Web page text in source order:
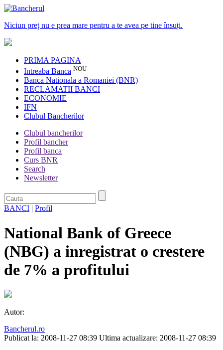
Niciun preț nu e prea mare pentru a te avea pe tine însuți.
PRIMA PAGINA
Intreaba Banca NOU
Banca Nationala a Romaniei (BNR)
RECLAMATII BANCI
ECONOMIE
IFN
Clubul Bancherilor
Clubul bancherilor
Profil bancher
Profil banca
Curs BNR
Search
Newsletter
BANCI | Profil
National Bank of Greece
(NBG) a inregistrat o crestere
de 7% a profitului
Autor:
Bancherul.ro
Publicat la: 2008-11-27 08:39 Ultima actualizare: 2008-11-27 08:39